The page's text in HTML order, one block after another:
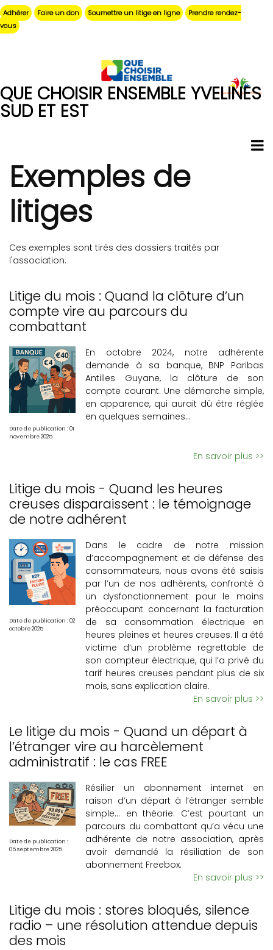
Aller
au
contenu
Adhérer Faire un don Soumettre un litige en ligne
Prendre rendez-
vous
QUE CHOISIR ENSEMBLE YVELINES
SUD ET EST
Exemples de
litiges
Ces exemples sont tirés des dossiers traités par
l'association.
Litige du mois : Quand la clôture d’un
compte vire au parcours du
combattant
Date de publication : 01
novembre 2025
En octobre 2024, notre adhérente
demande à sa banque, BNP Paribas
Antilles Guyane, la clôture de son
compte courant. Une démarche simple,
en apparence, qui aurait dû être réglée
en quelques semaines...
En savoir plus >>
Litige du mois - Quand les heures
creuses disparaissent : le témoignage
de notre adhérent
Date de publication : 02
octobre 2025
Dans le cadre de notre mission
d’accompagnement et de défense des
consommateurs, nous avons été saisis
par l’un de nos adhérents, confronté à
un dysfonctionnement pour le moins
préoccupant concernant la facturation
de sa consommation électrique en
heures pleines et heures creuses. Il a été
victime d’un problème regrettable de
son compteur électrique, qui l’a privé du
tarif heures creuses pendant plus de six
mois, sans explication claire.
En savoir plus >>
Le litige du mois - Quand un départ à
l’étranger vire au harcèlement
administratif : le cas FREE
Date de publication :
05 septembre 2025
Résilier un abonnement internet en
raison d’un départ à l’étranger semble
simple… en théorie. C’est pourtant un
parcours du combattant qu’a vécu une
adhérente de notre association, après
avoir demandé la résiliation de son
abonnement Freebox.
En savoir plus >>
Litige du mois : stores bloqués, silence
radio – une résolution attendue depuis
des mois
Pagination